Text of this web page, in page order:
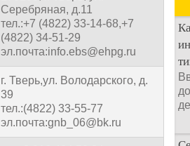
Серебряная, д.11
тел.:+7 (4822) 33-14-68,+7
(4822) 34-51-29
эл.почта:info.ebs@ehpg.ru
г. Тверь,ул. Володарского, д.
39
тел.:(4822) 33-55-77
эл.почта:gnb_06@bk.ru